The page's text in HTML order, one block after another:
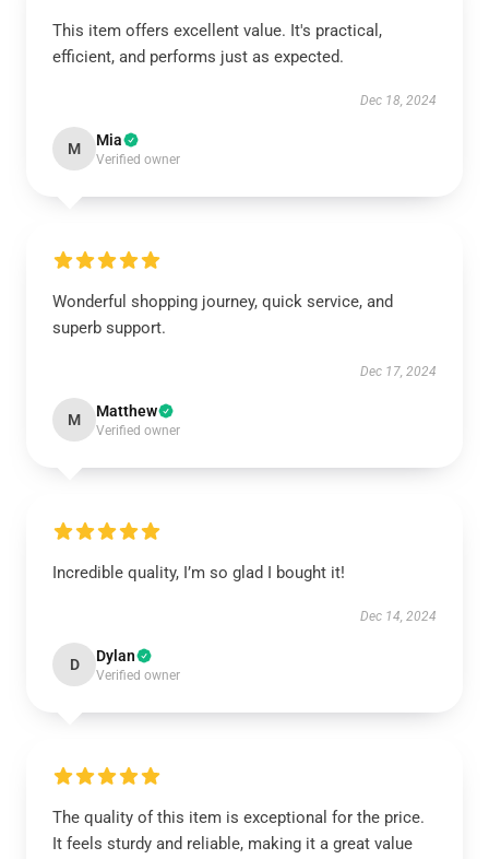
This item offers excellent value. It's practical,
efficient, and performs just as expected.
Dec 18, 2024
M Mia
Verified owner
Wonderful shopping journey, quick service, and
superb support.
Dec 17, 2024
M Matthew
Verified owner
Incredible quality, I’m so glad I bought it!
Dec 14, 2024
D Dylan
Verified owner
The quality of this item is exceptional for the price.
It feels sturdy and reliable, making it a great value